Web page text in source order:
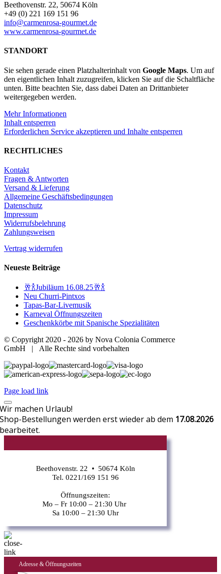
Beethovenstr. 22, 50674 Köln
+49 (0) 221 169 151 96
info@carmenrosa-gourmet.de
www.carmenrosa-gourmet.de
STANDORT
Sie sehen gerade einen Platzhalterinhalt von Google Maps. Um auf
den eigentlichen Inhalt zuzugreifen, klicken Sie auf die Schaltfläche
unten. Bitte beachten Sie, dass dabei Daten an Drittanbieter
weitergegeben werden.
Mehr Informationen
Inhalt entsperren
Erforderlichen Service akzeptieren und Inhalte entsperren
RECHTLICHES
Kontakt
Fragen & Antworten
Versand & Lieferung
Allgemeine Geschäftsbedingungen
Datenschutz
Impressum
Widerrufsbelehrung
Zahlungsweisen
Vertrag widerrufen
Neueste Beiträge
🥂🍾Jubiläum 16.08.25🥂🍾
Neu Churri-Pintxos
Tapas-Bar-Livemusik
Karneval Öffnungszeiten
Geschenkkörbe mit Spanische Spezialitäten
© Copyright 2020 - 2026 by Nova Colonia Commerce
GmbH | Alle Rechte sind vorbehalten
Page load link
Wir machen Urlaub!
Shop-Bestellungen werden erst wieder ab dem 17.08.2026
bearbeitet.
Beethovenstr. 22 • 50674 Köln
Tel. 0221/169 151 96
Öffnungszeiten:
Mo – Fr 10:00 – 21:30 Uhr
Sa 10:00 – 21:30 Uhr
Adresse & Öffnungszeiten